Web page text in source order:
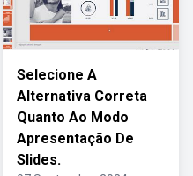
Selecione A
Alternativa Correta
Quanto Ao Modo
Apresentação De
Slides.